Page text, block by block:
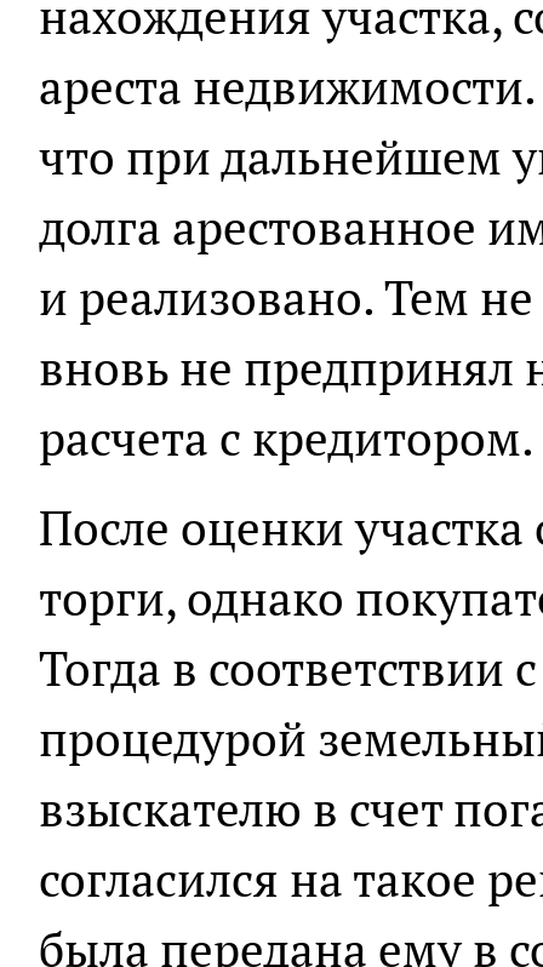
нахождения участка,
ареста
что при дальнейшем
долга арестованное
и реализовано. Тем
вновь не предпринял
расчета с кредитором.
После оценки
торги, однако
Тогда в соответствии
процедурой
взыскателю в счет
согласился на такое
была передана ему в